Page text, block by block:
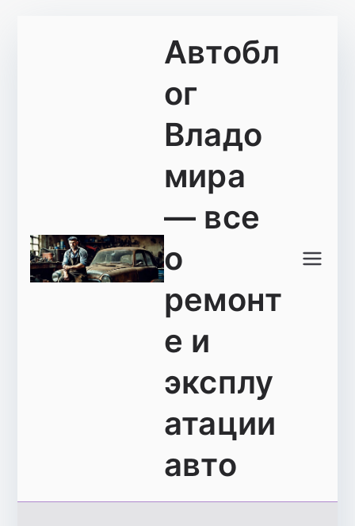
Автобл
ог
Владо
мира
— все
о
ремонт
е и
эксплу
атации
авто